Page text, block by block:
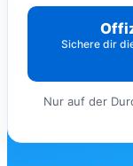
Sichere dir
Nur auf der